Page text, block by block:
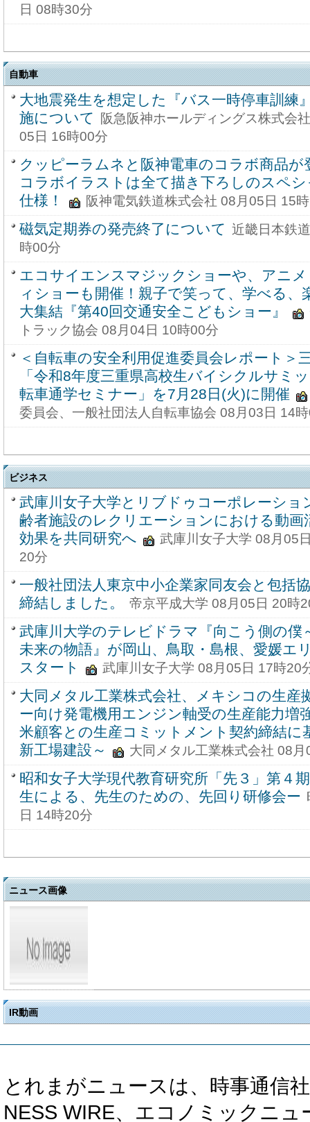
日 08時30分
自動車
大地震発生を想定した『バス一時停車訓練
施について 阪急阪神ホールディングス株式会
05日 16時00分
クッピーラムネと阪神電車のコラボ商品が
コラボイラストは全て描き下ろしのスペ
仕様！
阪神電気鉄道株式会社 08月05日 15
磁気定期券の発売終了について 近畿日本鉄
時00分
エコサイエンスマジックショーや、アニ
ィショーも開催！親子で笑って、学べる
大集結『第40回交通安全こどもショー』
トラック協会 08月04日 10時00分
＜自転車の安全利用促進委員会レポート＞
「令和8年度三重県高校生バイシクルサミ
転車通学セミナー」を7月28日(火)に開催
委員会、一般社団法人自転車協会 08月03日 14
ビジネス
武庫川女子大学とリブドゥコーポレーショ
齢者施設のレクリエーションにおける動画
効果を共同研究へ
武庫川女子大学 08月05
20分
一般社団法人東京中小企業家同友会と包括
締結しました。
帝京平成大学 08月05日 20時
武庫川大学のテレビドラマ『向こう側の僕
未来の物語』が岡山、鳥取・島根、愛媛エ
スタート
武庫川女子大学 08月05日 17時20
大同メタル工業株式会社、メキシコの生産
ー向け発電機用エンジン軸受の生産能力
米顧客との生産コミットメント契約締結に
新工場建設～
大同メタル工業株式会社 08
昭和女子大学現代教育研究所「先３」第４
生による、先生のための、先回り研修会ー
日 14時20分
ニュース画像
IR動画
とれまがニュースは、時事通信
NESS WIRE、エコノミックニ